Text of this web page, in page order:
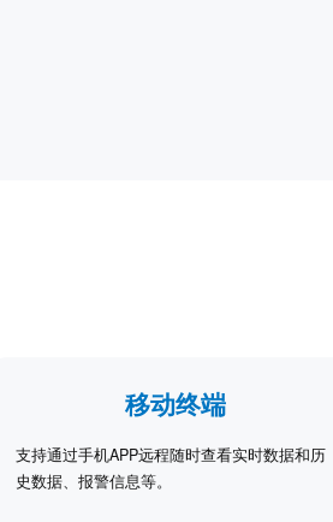
移动终端
支持通过手机APP远程随时查看实时数据和历
史数据、报警信息等。